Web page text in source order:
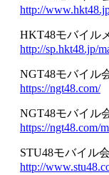
http://
HKT48モバイル
http://sp.hkt48.jp/
NGT48モバイル
https://ngt48.com/
NGT48モバイル
https://ngt48.com/
STU48モバイル
http://